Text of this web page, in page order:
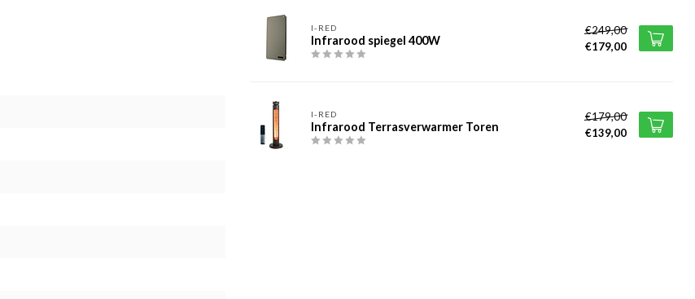
I-RED
Infrarood spiegel 400W
€249,00
€179,00
I-RED
Infrarood Terrasverwarmer Toren
€179,00
€139,00